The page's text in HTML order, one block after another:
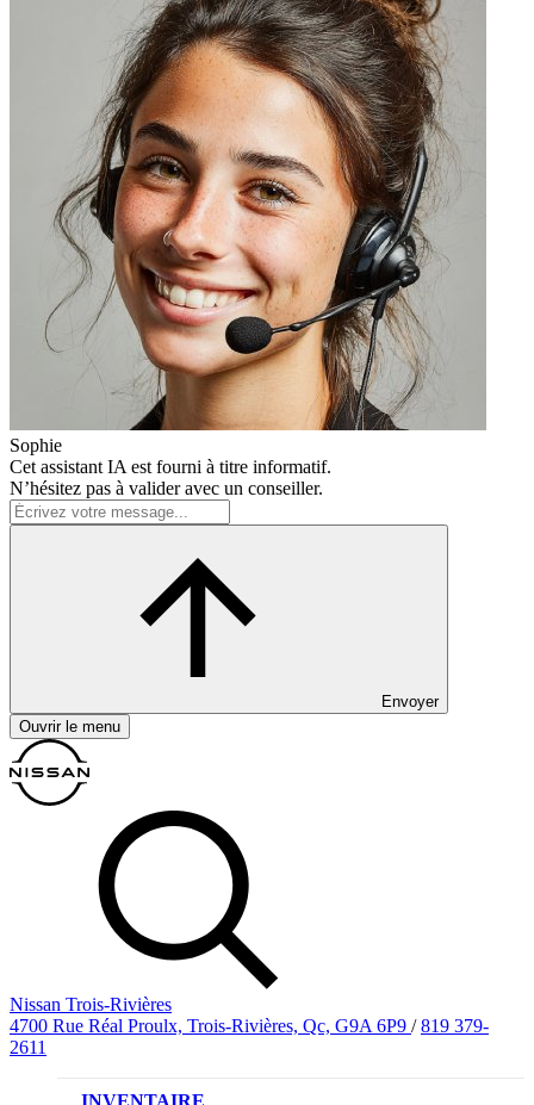
Sophie
Cet assistant IA est fourni à titre informatif.
N’hésitez pas à valider avec un conseiller.
Envoyer
Ouvrir le menu
Nissan Trois-Rivières
4700 Rue Réal Proulx, Trois-Rivières, Qc, G9A 6P9 / 819 379-
2611
INVENTAIRE